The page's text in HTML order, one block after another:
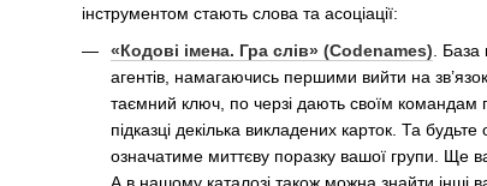
інструментом стають слова та асоціації:
«Кодові імена. Гра слів» (Codenames) .
агентів, намагаючись першими вийти на
таємний ключ, по черзі дають своїм командам
підказці декілька викладених карток. Та
означатиме миттєву поразку вашої групи. Ще
А в нашому каталозі також можна знайти інші